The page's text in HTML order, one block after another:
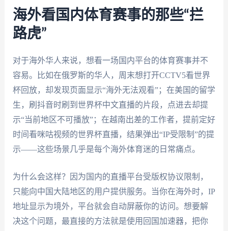
海外看国内体育赛事的那些“拦
路虎”
对于海外华人来说，想看一场国内平台的体育赛事并不
容易。比如在俄罗斯的华人，周末想打开CCTV5看世界
杯回放，却发现页面显示“海外无法观看”；在美国的留学
生，刷抖音时刷到世界杯中文直播的片段，点进去却提
示“当前地区不可播放”；在越南出差的工作者，提前定好
时间看咪咕视频的世界杯直播，结果弹出“IP受限制”的提
示——这些场景几乎是每个海外体育迷的日常痛点。
为什么会这样？因为国内的直播平台受版权协议限制，
只能向中国大陆地区的用户提供服务。当你在海外时，IP
地址显示为境外，平台就会自动屏蔽你的访问。想要解
决这个问题，最直接的方法就是使用回国加速器，把你